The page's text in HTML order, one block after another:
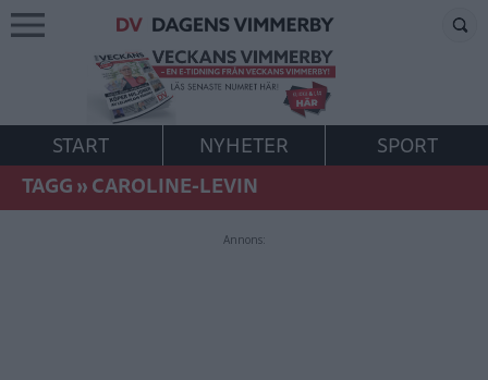
START NYHETER
SPORT
TAGG»CAROLINE-LEVIN
Annons: